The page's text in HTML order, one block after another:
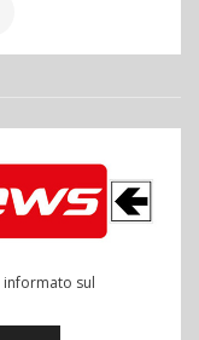
informato sul